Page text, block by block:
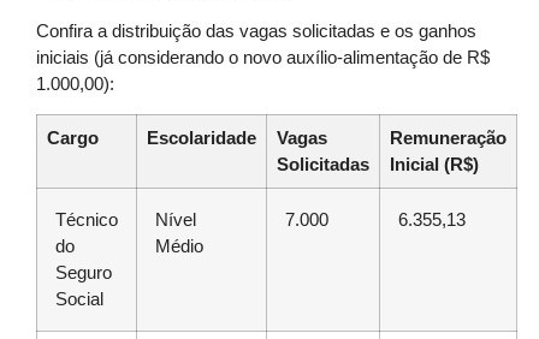
Confira a distribuição das vagas solicitadas e os ganhos
iniciais (já considerando o novo auxílio-alimentação de R$
1.000,00):
Cargo Escolaridade
Vagas
Solicitadas
Remuneração
Inicial (R$)
Técnico
do
Seguro
Social
Nível
Médio
7.000 6.355,13